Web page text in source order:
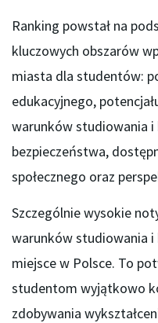
Ranking powstał na
kluczowych obszarów
miasta dla studentów:
edukacyjnego,
warunków studiowania i
bezpieczeństwa,
społecznego oraz
Szczególnie wysokie
warunków studiowania i
miejsce w Polsce. To
studentom wyjątkowo
zdobywania